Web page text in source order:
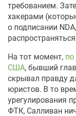
требованием.
хакерами
о подписании
На тот момент,
США, бывший
скрывал правду
юристов. В то
урегулирования
ФТК, Салливан